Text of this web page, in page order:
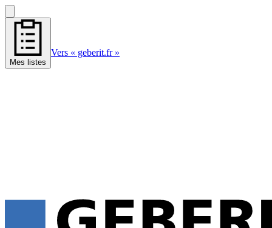
Mes listes
Vers « geberit.fr »